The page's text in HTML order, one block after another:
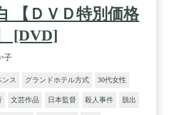
【ＤＶＤ特別価格
[DVD]
子
ンス グランドホテル方式 30代女性
文芸作品 日本監督 殺人事件 脱出